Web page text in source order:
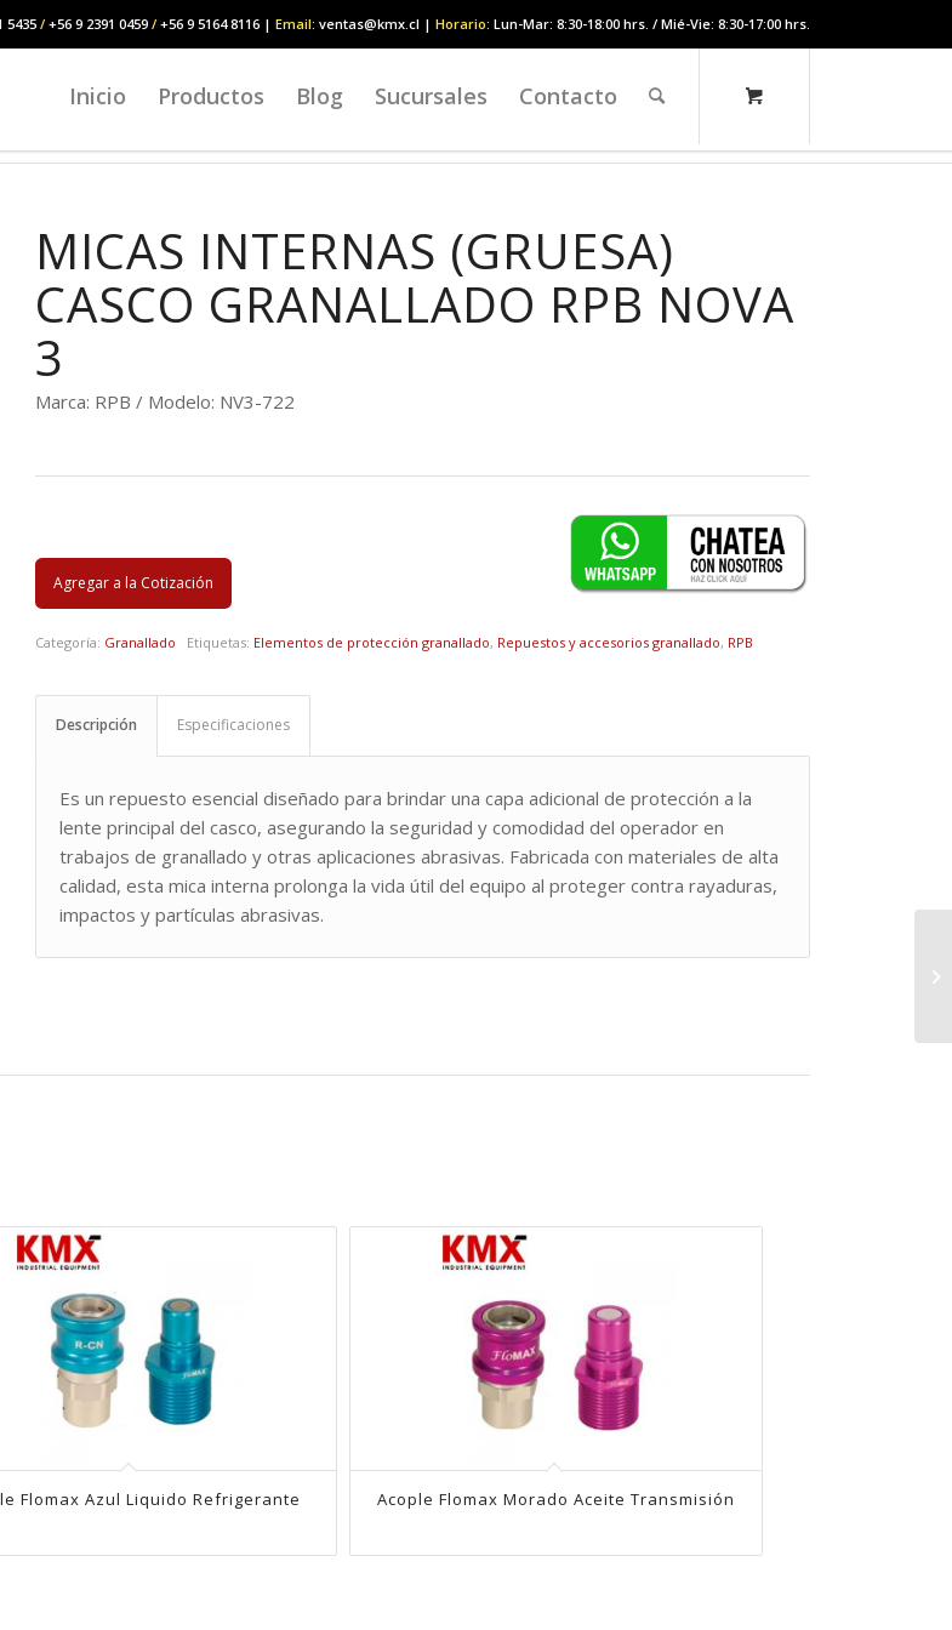
5435/ +56 9 2391 0459 / +56 9 5164 8116 | Email: ventas@kmx.cl | Horario: Lun-Mar: 8:30-18:00 hrs. / Mié-Vie: 8:30-17:00 hrs.
Inicio Productos Blog Sucursales Contacto
MICAS INTERNAS (GRUESA)
CASCO GRANALLADO RPB NOVA
3
Marca: RPB / Modelo: NV3-722
Agregar a la Cotización
Categoría: Granallado Etiquetas: Elementos de protección granallado, Repuestos y accesorios granallado, RPB
Descripción Especificaciones
Es un repuesto esencial diseñado para brindar una capa adicional de protección a la
lente principal del casco, asegurando la seguridad y comodidad del operador en
trabajos de granallado y otras aplicaciones abrasivas. Fabricada con materiales de alta
calidad, esta mica interna prolonga la vida útil del equipo al proteger contra rayaduras,
impactos y partículas abrasivas.
Flomax Azul Liquido Refrigerante Acople Flomax Morado Aceite Transmisión